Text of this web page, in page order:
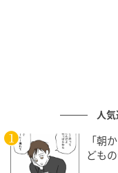
人
「朝
ども